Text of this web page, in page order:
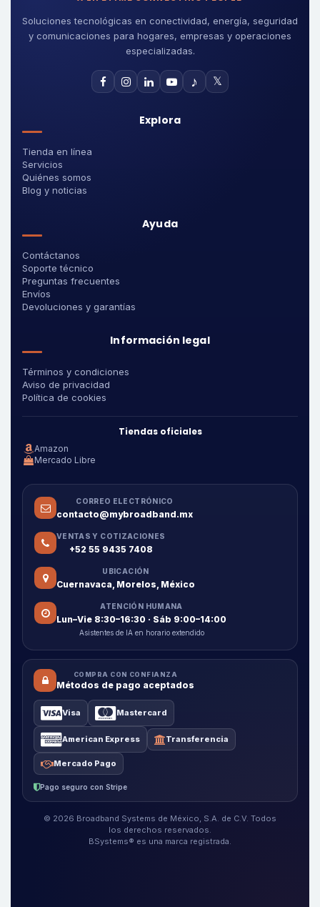
Soluciones tecnológicas en conectividad, energía, seguridad
y comunicaciones para hogares, empresas y operaciones
especializadas.
♪ 𝕏
Explora
Tienda en línea
Servicios
Quiénes somos
Blog y noticias
Ayuda
Contáctanos
Soporte técnico
Preguntas frecuentes
Envíos
Devoluciones y garantías
Información legal
Términos y condiciones
Aviso de privacidad
Política de cookies
Tiendas oficiales
Amazon
Mercado Libre
CORREO ELECTRÓNICO
contacto@mybroadband.mx
VENTAS Y COTIZACIONES
+52 55 9435 7408
UBICACIÓN
Cuernavaca, Morelos, México
ATENCIÓN HUMANA
Lun–Vie 8:30–16:30 · Sáb 9:00–14:00
Asistentes de IA en horario extendido
COMPRA CON CONFIANZA
Métodos de pago aceptados
Visa Mastercard
American Express Transferencia
Mercado Pago
Pago seguro con Stripe
© 2026 Broadband Systems de México, S.A. de C.V. Todos
los derechos reservados.
BSystems® es una marca registrada.